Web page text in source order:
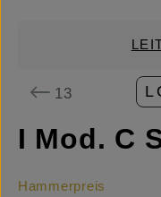
13
I Mod. C
Hammerpreis